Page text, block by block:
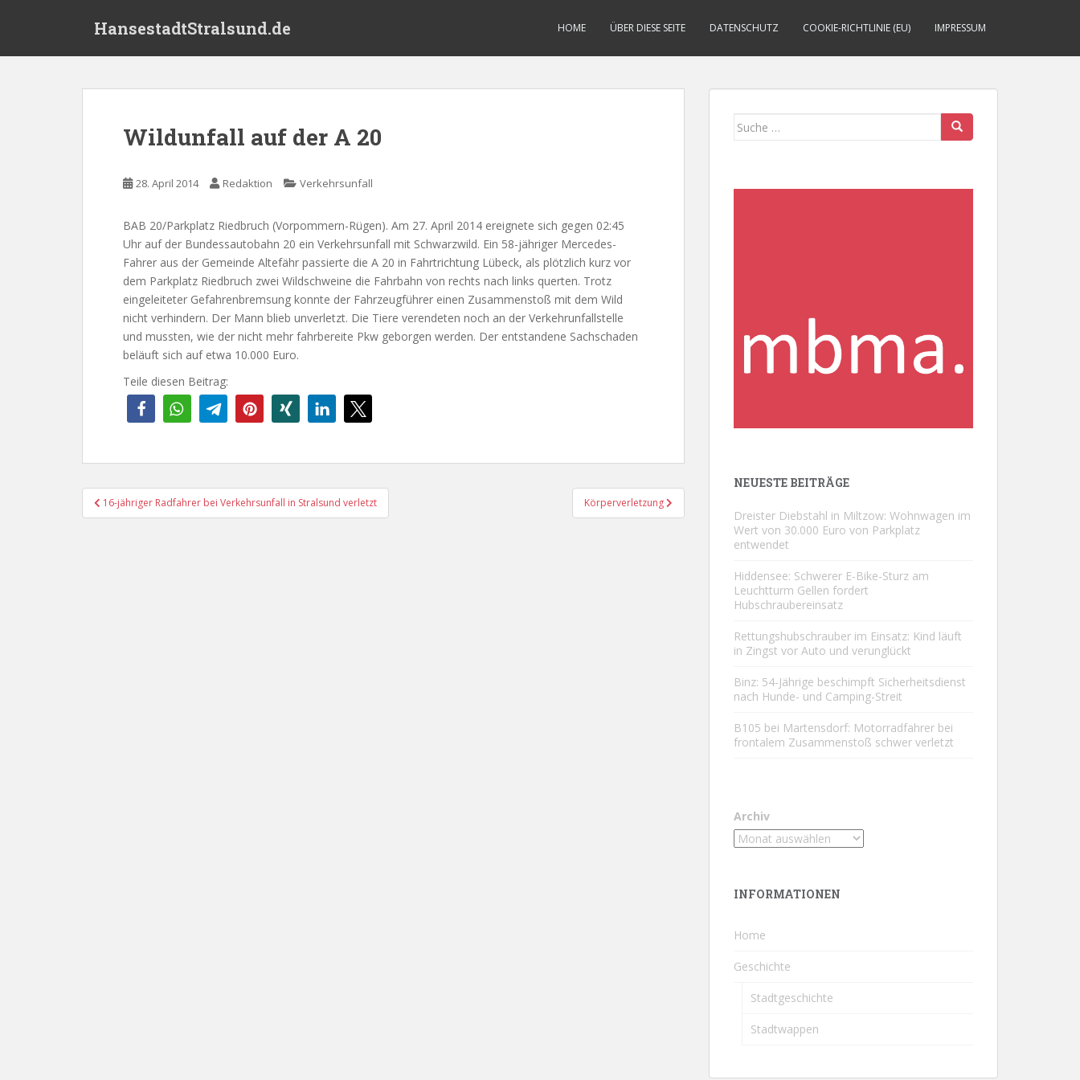
HansestadtStralsund.de HOME ÜBER DIESE SEITE DATENSCHUTZ COOKIE-RICHTLINIE (EU) IMPRESSUM
Wildunfall auf der A 20
28. April 2014 Redaktion Verkehrsunfall
BAB 20/Parkplatz Riedbruch (Vorpommern-Rügen). Am 27. April 2014 ereignete sich gegen 02:45
Uhr auf der Bundessautobahn 20 ein Verkehrsunfall mit Schwarzwild. Ein 58-jähriger Mercedes-
Fahrer aus der Gemeinde Altefähr passierte die A 20 in Fahrtrichtung Lübeck, als plötzlich kurz vor
dem Parkplatz Riedbruch zwei Wildschweine die Fahrbahn von rechts nach links querten. Trotz
eingeleiteter Gefahrenbremsung konnte der Fahrzeugführer einen Zusammenstoß mit dem Wild
nicht verhindern. Der Mann blieb unverletzt. Die Tiere verendeten noch an der Verkehrunfallstelle
und mussten, wie der nicht mehr fahrbereite Pkw geborgen werden. Der entstandene Sachschaden
beläuft sich auf etwa 10.000 Euro.
Teile diesen Beitrag:
Beitragsnavigation
16-jähriger Radfahrer bei Verkehrsunfall in Stralsund verletzt Körperverletzung
Suche
NEUESTE BEITRÄGE
Dreister Diebstahl in Miltzow: Wohnwagen im
Wert von 30.000 Euro von Parkplatz
entwendet
Hiddensee: Schwerer E-Bike-Sturz am
Leuchtturm Gellen fordert
Hubschraubereinsatz
Rettungshubschrauber im Einsatz: Kind läuft
in Zingst vor Auto und verunglückt
Binz: 54-Jährige beschimpft Sicherheitsdienst
nach Hunde- und Camping-Streit
B105 bei Martensdorf: Motorradfahrer bei
frontalem Zusammenstoß schwer verletzt
Archiv
INFORMATIONEN
Home
Geschichte
Stadtgeschichte
Stadtwappen